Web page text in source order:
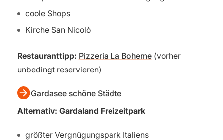
coole Shops
Kirche San Nicolò
Restauranttipp: Pizzeria La Boheme(vorher
unbedingt reservieren)
Gardasee schöne Städte
Alternativ: Gardaland Freizeitpark
größter Vergnügungspark Italiens